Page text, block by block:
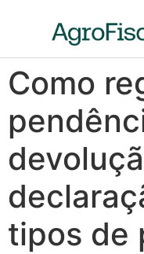
Como
tipos de